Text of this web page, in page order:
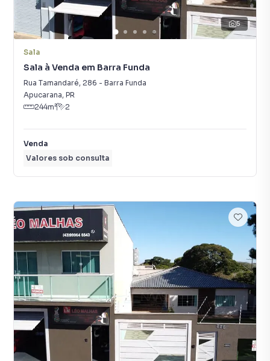
5
Sala
Sala à Venda em Barra Funda
Rua Tamandaré, 286 - Barra Funda
Apucarana, PR
244m² 2
Venda
Valores sob consulta